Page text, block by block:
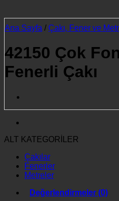
Ana Sayfa / Çakı, Fener ve
42150 Çok
Fenerli Çakı
ALT KATEGORİLER
Çakılar
Fenerler
Metreler
Değerlendirmeler (0)